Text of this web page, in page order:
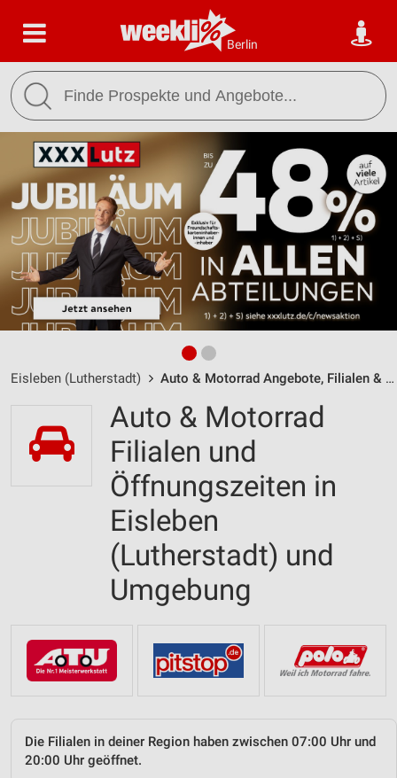
Berlin
Eisleben (Lutherstadt) Auto & Motorrad Angebote, Filialen & Öffnungszeiten
Auto & Motorrad
Filialen und
Öffnungszeiten in
Eisleben
(Lutherstadt) und
Umgebung
Die Filialen in deiner Region haben zwischen 07:00 Uhr und
20:00 Uhr geöffnet.